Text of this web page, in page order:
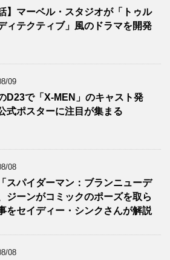
】マーベル・スタジオが「トゥル
ィテクティブ」風のドラマを開発
09
D23で「X-MEN」のキャスト発
式ポスターに注目が集まる
08
スパイダーマン：ブランニューデ
ジーンがコミックのポーズを取ら
をセイディー・シンクさんが解説
08